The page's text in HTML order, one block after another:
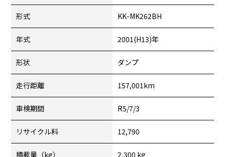
形式 KK-MK262BH
年式 2001(H13)年
形状 ダンプ
走行距離 157,001km
車検期間 R5/7/3
リサイクル料 12,790
積載量（kg） 2,300 kg